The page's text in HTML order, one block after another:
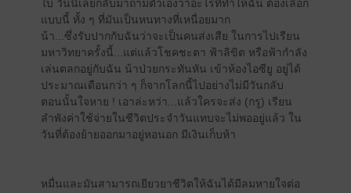
ใบ วันนี้เลยกลับมาถามตัวเองว่าอะไรที่ทำให้ฉัน ต้องเลือก
แบบนี้ ทั้ง ๆ ที่มันเป็นหนทางที่เหนื่อยมาก
น้า...ซึ่งรับปากกับฉันว่าจะเป็นคนส่งเสีย ในการไปเรียน
มหาวิทยาครั้งนี้...แต่แล้วโชคชะตา ฟ้าลิขิต หรือฟ้ากำลัง
เล่นตลกอยู่กับฉัน น้าป่วยกระทันหัน เข้าห้องไอซียู อยู่ได้
ประมาณเดือนกว่า ๆ ก็จากโลกนี้ไปอย่างไม่มีวันกลับ
ตอนนั้นใจหาย ! เอาล่ะหว่า...แล้วใครจะส่ง (กรู) เรียน
ลำพังค่าใช้จ่ายในชีวิตประจำวันแทบจะไม่พออยู่แล้ว ใน
วันที่ต้องย้ายออกมาอยู่หอนอก มีเงินเก็บห้า
หมื่นและมันสามารถเยียวยาชีวิตให้ฉันได้มีลมหายใจต่อ